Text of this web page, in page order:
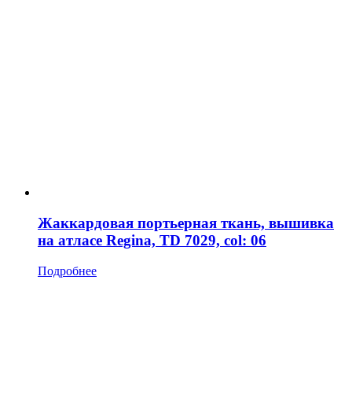
Жаккардовая портьерная ткань, вышивка
на атласе Regina, TD 7029, col: 06
Подробнее